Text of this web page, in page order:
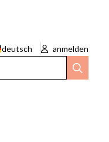
deutsch
anmelden